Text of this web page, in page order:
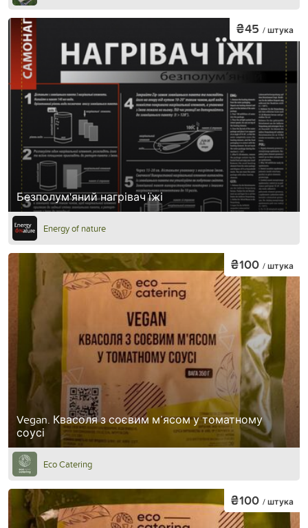
Безполум'яний нагрівач їжі
₴45 / штука
Energy of nature
Vegan. Квасоля з соєвим м’ясом у томатному
соусі
₴100 / штука
Eco Catering
₴100 / штука